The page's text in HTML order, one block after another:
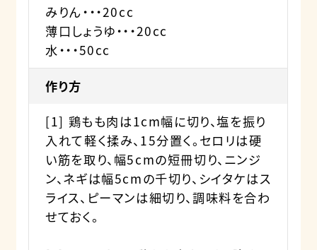
みりん・・・20cc
薄口しょうゆ・・・20cc
水・・・50cc
作り方
[1] 鶏もも肉は1cm幅に切り、塩を振り
入れて軽く揉み、15分置く。セロリは硬
い筋を取り、幅5cmの短冊切り、ニンジ
ン、ネギは幅5cmの千切り、シイタケはス
ライス、ピーマンは細切り、調味料を合わ
せておく。